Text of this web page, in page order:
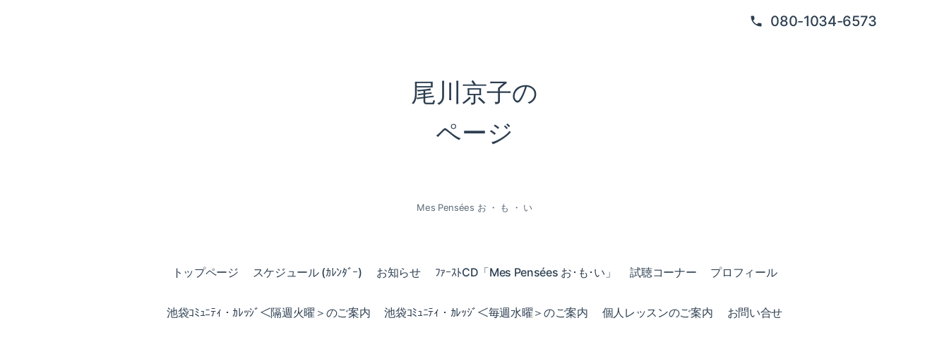
080-1034-6573
尾川京子の
ページ
Mes Pensées お ・ も ・ い
トップページ スケジュール (ｶﾚﾝﾀﾞｰ) お知らせ ﾌｧｰｽﾄCD「Mes Pensées お･も･い」 試聴コーナー プロフィール
池袋ｺﾐｭﾆﾃｨ・ｶﾚｯｼﾞ＜隔週火曜＞のご案内 池袋ｺﾐｭﾆﾃｨ・ｶﾚｯｼﾞ＜毎週水曜＞のご案内 個人レッスンのご案内 お問い合せ